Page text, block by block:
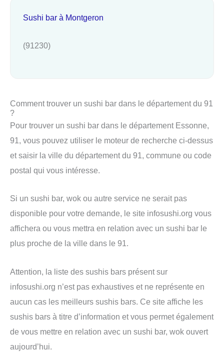
Sushi bar à Montgeron
(91230)
Comment trouver un sushi bar dans le département du 91
?
Pour trouver un sushi bar dans le département Essonne,
91, vous pouvez utiliser le moteur de recherche ci-dessus
et saisir la ville du département du 91, commune ou code
postal qui vous intéresse.
Si un sushi bar, wok ou autre service ne serait pas
disponible pour votre demande, le site infosushi.org vous
affichera ou vous mettra en relation avec un sushi bar le
plus proche de la ville dans le 91.
Attention, la liste des sushis bars présent sur
infosushi.org n’est pas exhaustives et ne représente en
aucun cas les meilleurs sushis bars. Ce site affiche les
sushis bars à titre d’information et vous permet également
de vous mettre en relation avec un sushi bar, wok ouvert
aujourd’hui.